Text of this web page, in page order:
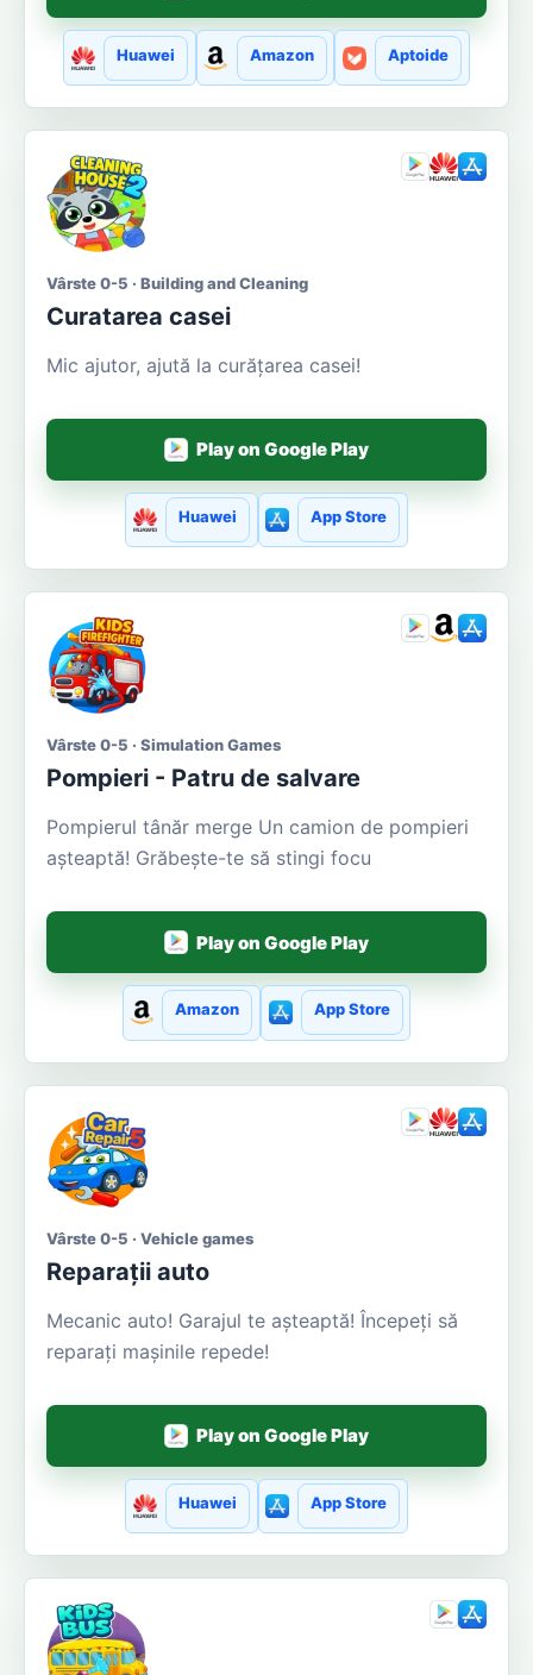
Huawei Amazon Aptoide
Vârste 0-5 · Building and Cleaning
Curatarea casei
Mic ajutor, ajută la curățarea casei!
Play on Google Play
Huawei App Store
Vârste 0-5 · Simulation Games
Pompieri - Patru de salvare
Pompierul tânăr merge Un camion de pompieri
așteaptă! Grăbește-te să stingi focu
Play on Google Play
Amazon App Store
Vârste 0-5 · Vehicle games
Reparații auto
Mecanic auto! Garajul te așteaptă! Începeți să
reparați mașinile repede!
Play on Google Play
Huawei App Store